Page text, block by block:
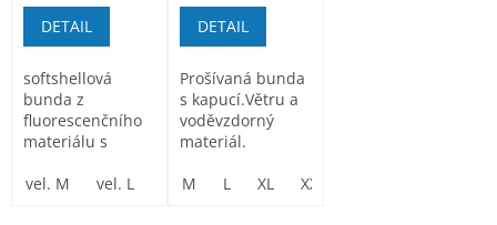
DETAIL
softshellová
bunda z
fluorescenčního
materiálu s
nepromokavá a...
vel. M vel. L vel. XL vel. XXL
DETAIL
Prošívaná bunda
s kapucí.Větru a
voděvzdorný
materiál.
M
L XL XXL